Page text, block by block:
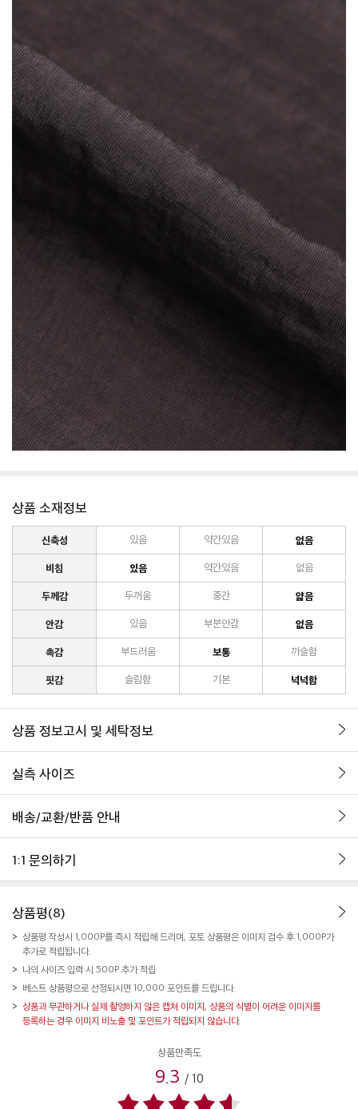
상품 소재정보
신축성 있음 약간있음 없음
비침 있음 약간있음 없음
두께감 두꺼움 중간 얇음
안감 있음 부분안감 없음
촉감 부드러움 보통 까슬함
핏감 슬림함 기본 넉넉함
상품 정보고시 및 세탁정보
실측 사이즈
배송/교환/반품 안내
1:1 문의하기
상품평(8)
상품평 작성시 1,000P를 즉시 적립해 드리며, 포토 상품평은 이미지 검수 후 1,000P가
추가로 적립됩니다.
나의 사이즈 입력 시 500P 추가 적립
베스트 상품평으로 선정되시면 10,000 포인트를 드립니다.
상품과 무관하거나 실제 촬영하지 않은 캡쳐 이미지, 상품의 식별이 어려운 이미지를
등록하는 경우 이미지 비노출 및 포인트가 적립되지 않습니다.
상품만족도
9.3 / 10